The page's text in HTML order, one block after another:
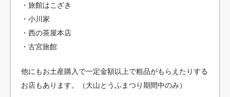
・旅館はこざき
・小川家
・西の茶屋本店
・古宮旅館
他にもお土産購入で一定金額以上で粗品がもらえたりする
お店もあります。（大山とうふまつり期間中のみ）